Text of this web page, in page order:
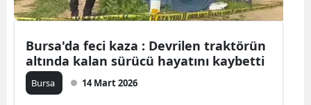
Bursa'da feci kaza : Devrilen traktörün
altında kalan sürücü hayatını kaybetti
Bursa 14 Mart 2026